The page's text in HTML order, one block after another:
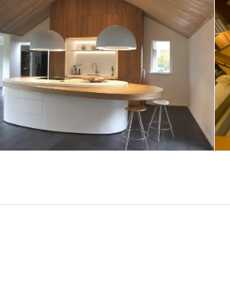
Bijzondere warme
woonkeuken met
Krion Snow White
eilandblad en
nisbekleding